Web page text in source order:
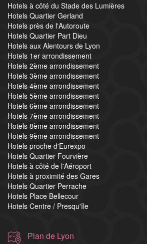
Hotels à côté du Stade des Lumières
Hotels Quartier Gerland
Hotels près de l'Autoroute
Hotels Quartier Part Dieu
Hotels aux Alentours de Lyon
Hotels 1er arrondissement
Hotels 2ème arrondissement
Hotels 3ème arrondissement
Hotels 4ème arrondissement
Hotels 5ème arrondissement
Hotels 6ème arrondissement
Hotels 7ème arrondissement
Hotels 8ème arrondissement
Hotels 9ème arrondissement
Hotels proche d'Eurexpo
Hotels Quartier Fourvière
Hotels à côté de l'Aéroport
Hotels à proximité des Gares
Hotels Quartier Perrache
Hotels Place Bellecour
Hotels Centre / Presqu'île
Plan de Lyon